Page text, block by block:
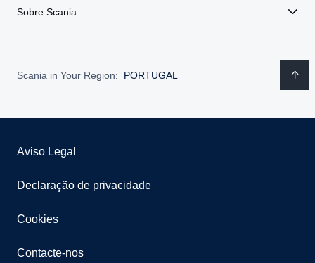
Sobre Scania
Scania in Your Region: PORTUGAL
Aviso Legal
Declaração de privacidade
Cookies
Contacte-nos